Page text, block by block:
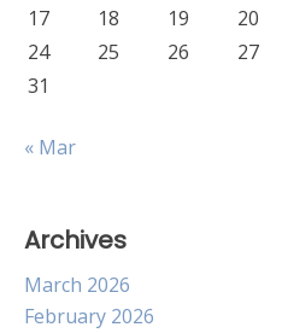
17
18 19 20
24
25 26 27
31
« Mar
Archives
March 2026
February 2026